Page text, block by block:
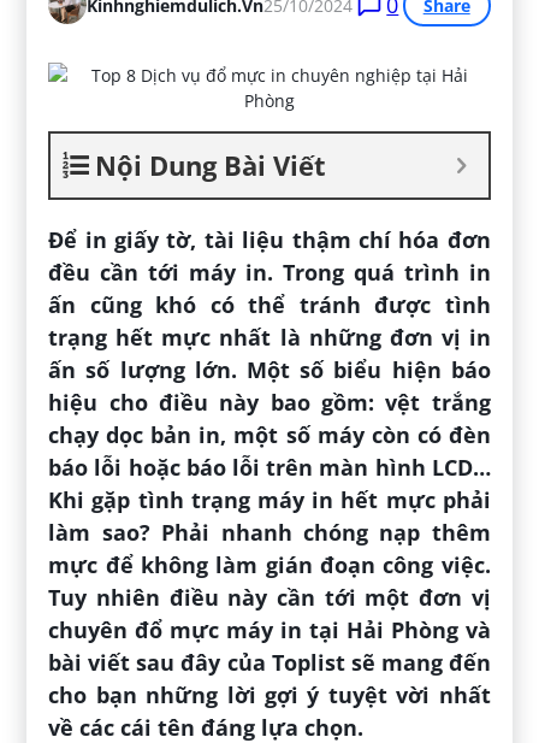
Kinhnghiemdulich.vn25/10/2024 Share
Nội Dung Bài Viết
Để in giấy tờ, tài liệu thậm chí hóa đơn
đều cần tới máy in. Trong quá trình in
ấn cũng khó có thể tránh được tình
trạng hết mực nhất là những đơn vị in
ấn số lượng lớn. Một số biểu hiện báo
hiệu cho điều này bao gồm: vệt trắng
chạy dọc bản in, một số máy còn có đèn
báo lỗi hoặc báo lỗi trên màn hình LCD…
Khi gặp tình trạng máy in hết mực phải
làm sao? Phải nhanh chóng nạp thêm
mực để không làm gián đoạn công việc.
Tuy nhiên điều này cần tới một đơn vị
chuyên đổ mực máy in tại Hải Phòng và
bài viết sau đây của Toplist sẽ mang đến
cho bạn những lời gợi ý tuyệt vời nhất
về các cái tên đáng lựa chọn.